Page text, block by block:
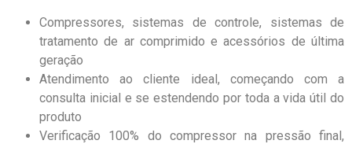
Compressores, sistemas de controle, sistemas de
tratamento de ar comprimido e acessórios de última
geração
Atendimento ao cliente ideal, começando com a
consulta inicial e se estendendo por toda a vida útil do
produto
Verificação 100% do compressor na pressão final,